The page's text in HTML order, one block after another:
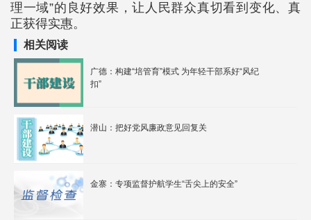
理一域”的良好效果，让人民群众真切看到变化、真
正获得实惠。
相关阅读
广德：构建“培管育”模式 为年轻干部系好“风纪
扣”
潜山：把好党风廉政意见回复关
金寨：专项监督护航学生“舌尖上的安全”